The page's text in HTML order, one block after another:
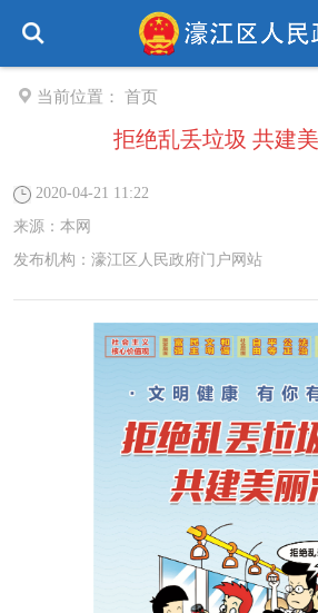
当前位置： 首页
拒绝乱丢垃圾 共建
2020-04-21 11:22
来源： 本网
发布机构： 濠江区人民政府门户网站